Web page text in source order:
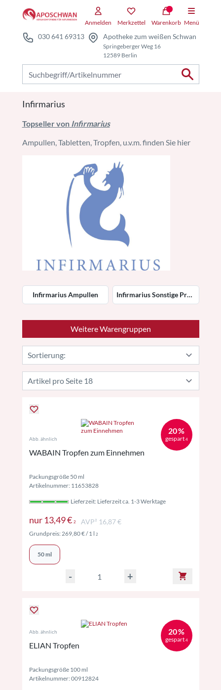
Anmelden Merkzettel Warenkorb Menü
030 641 69313 Apotheke zum weißen Schwan
Springeberger Weg 16
12589 Berlin
Infirmarius
Topseller vonInfirmarius
Ampullen, Tabletten, Tropfen, u.v.m. finden Sie hier
Infirmarius Ampullen Infirmarius Sonstige Produkte
Weitere Warengruppen
20 %
gespart 4
Abb. ähnlich
WABAIN Tropfen zum Einnehmen
Packungsgröße 50 ml
Artikelnummer: 11653828
Lieferzeit: Lieferzeit ca. 1-3 Werktage
nur 13,49 € 2Preise inkl. MwSt. ggf. zzgl. Versand
AVP² 16,87 €
Grundpreis:269,80 €/ 1 l 2Preise inkl. MwSt. ggf. zzgl. Versand
50 ml
- +
20 %
gespart 4
Abb. ähnlich
ELIAN Tropfen
Packungsgröße 100 ml
Artikelnummer: 00912824